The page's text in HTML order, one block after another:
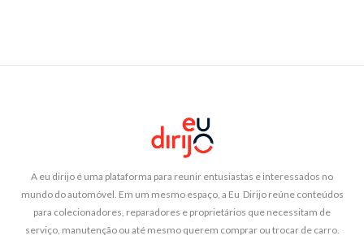
A eu dirijo é uma plataforma para reunir entusiastas e interessados no
mundo do automóvel. Em um mesmo espaço, a Eu Dirijo reúne conteúdos
para colecionadores, reparadores e proprietários que necessitam de
serviço, manutenção ou até mesmo querem comprar ou trocar de carro.